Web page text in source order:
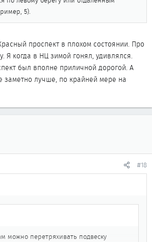
5).
проспект в плохом состоянии. Про
Я когда в НЦ зимой гонял, удивлялся.
был вполне приличной дорогой. А
заметно лучше, по крайней мере на
#18
можно перетряхивать подвеску